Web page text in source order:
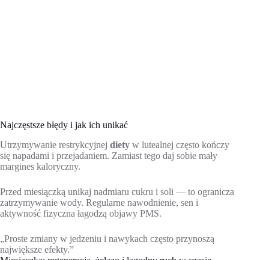
Najczęstsze błędy i jak ich unikać
Utrzymywanie restrykcyjnej diety w lutealnej często kończy
się napadami i przejadaniem. Zamiast tego daj sobie mały
margines kaloryczny.
Przed miesiączką unikaj nadmiaru cukru i soli — to ogranicza
zatrzymywanie wody. Regularne nawodnienie, sen i
aktywność fizyczna łagodzą objawy PMS.
„Proste zmiany w jedzeniu i nawykach często przynoszą
największe efekty.”